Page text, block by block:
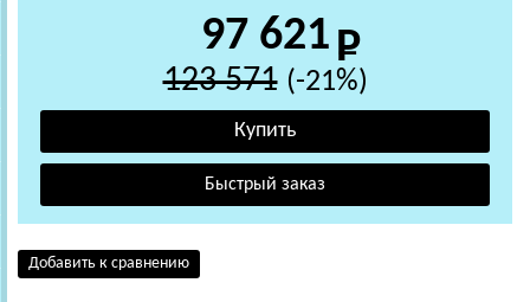
97 621
123 571 (-21%)
Добавить к сравнению